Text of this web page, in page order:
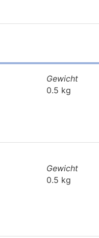
Gewicht
0.5 kg
Gewicht
0.5 kg